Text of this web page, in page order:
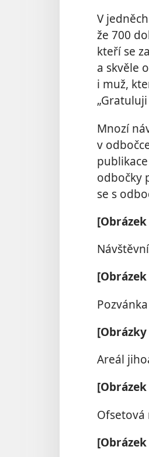
V
že 700
kteří se
a skvěle
i muž,
Mnozí
v
odbočky
se s
Pozvánka
Areál
Ofsetová